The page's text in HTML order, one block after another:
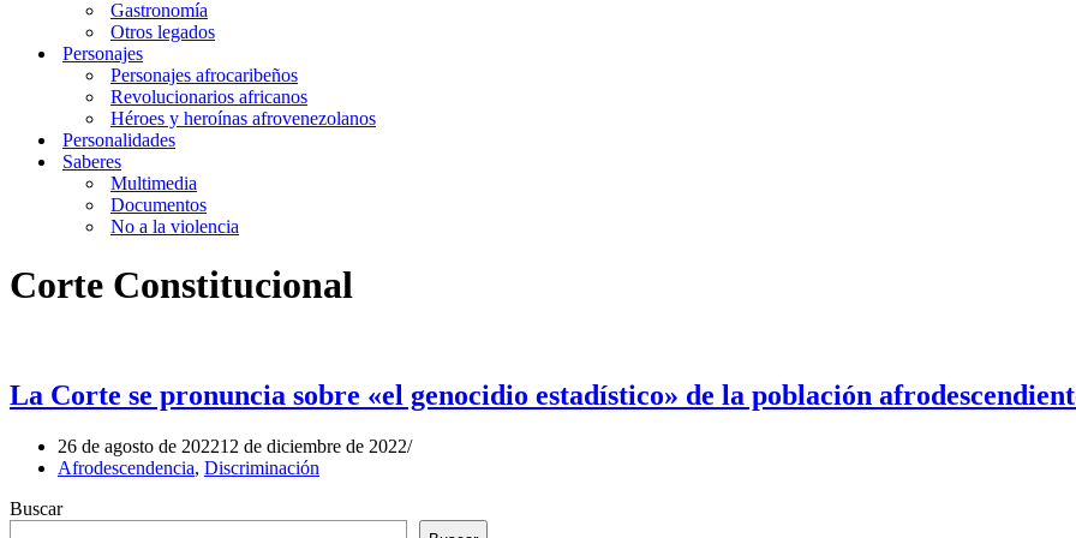
Gastronomía
Otros legados
Personajes
Personajes afrocaribeños
Revolucionarios africanos
Héroes y heroínas afrovenezolanos
Personalidades
Saberes
Multimedia
Documentos
No a la violencia
Corte Constitucional
La Corte se pronuncia sobre «el genocidio estadístico» de la población
26 de agosto de 202212 de diciembre de 2022
Afrodescendencia, Discriminación
Buscar